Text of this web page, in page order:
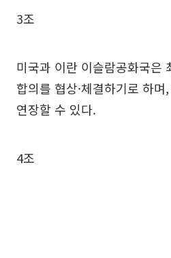
3조
미국과 이란 이슬람공화국은
합의를 협상·체결하기로 하
연장할 수 있다.
4조